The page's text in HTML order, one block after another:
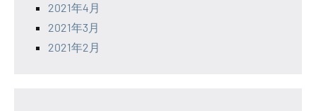
2021年4月
2021年3月
2021年2月